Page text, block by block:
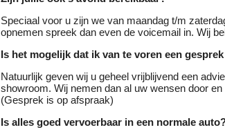
Speciaal voor u zijn we van maandag t/m
opnemen spreek dan even de voicemail in. Wij
Is het mogelijk dat ik van te voren een
Natuurlijk geven wij u geheel vrijblijvend een
showroom. Wij nemen dan al uw wensen door
(Gesprek is op afspraak)
Is alles goed vervoerbaar in een normale